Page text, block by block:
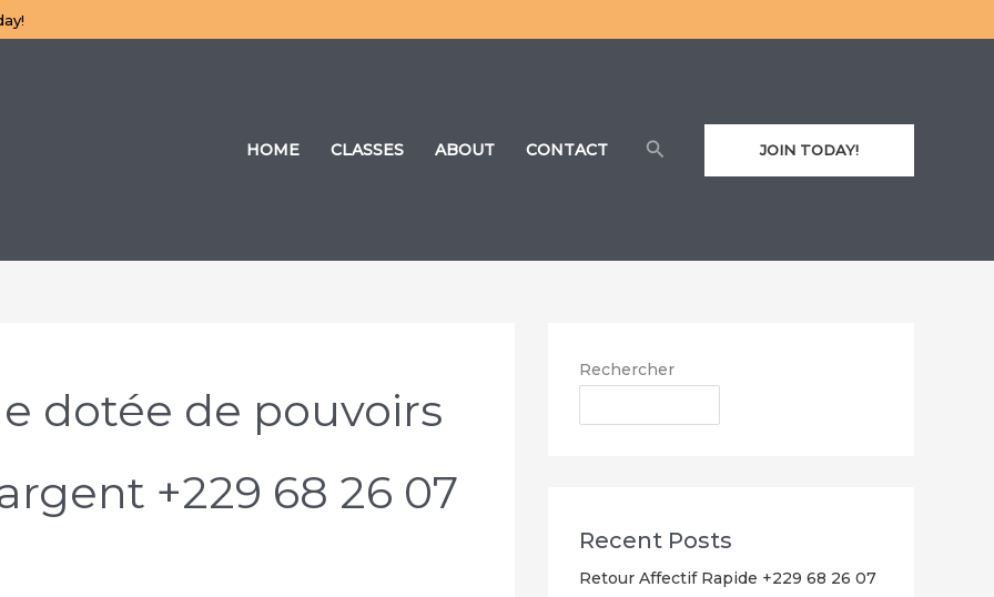
HOME CLASSES ABOUT CONTACT RechercherJOIN TODAY!
dotée de pouvoirs
+229 68 26 07
Rechercher
Recent Posts
Retour Affectif Rapide +229 68 26 07